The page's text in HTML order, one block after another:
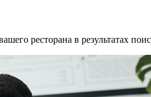
ресторана в результатах